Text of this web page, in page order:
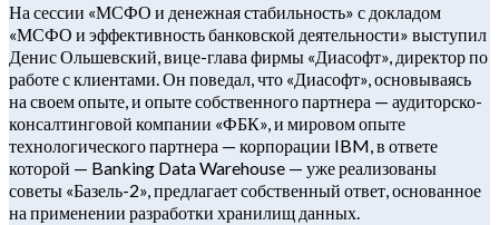
На сессии «МСФО и денежная стабильность» с докладом
«МСФО и эффективность банковской деятельности» выступил
Денис Ольшевский, вице-глава фирмы «Диасофт», директор по
работе с клиентами. Он поведал, что «Диасофт», основываясь
на своем опыте, и опыте собственного партнера — аудиторско-
консалтинговой компании «ФБК», и мировом опыте
технологического партнера — корпорации IBM, в ответе
которой — Banking Data Warehouse — уже реализованы
советы «Базель-2», предлагает собственный ответ, основанное
на применении разработки хранилищ данных.